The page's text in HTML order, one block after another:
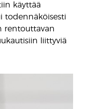
käyttää
todennäköisesti
rentouttavan
liittyviä